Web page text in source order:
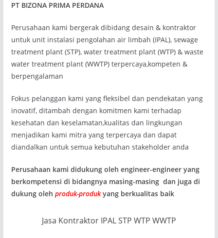
PT BIZONA PRIMA PERDANA
Perusahaan kami bergerak dibidang desain & kontraktor
untuk unit instalasi pengolahan air limbah (IPAL), sewage
treatment plant (STP), water treatment plant (WTP) & waste
water treatment plant (WWTP) terpercaya,kompeten &
berpengalaman
Fokus pelanggan kami yang fleksibel dan pendekatan yang
inovatif, ditambah dengan komitmen kami terhadap
kesehatan dan keselamatan,kualitas dan lingkungan
menjadikan kami mitra yang terpercaya dan dapat
diandalkan untuk semua kebutuhan stakeholder anda
Perusahaan kami didukung oleh engineer-engineer yang
berkompetensi di bidangnya masing-masing dan juga di
dukung oleh produk-produkyang berkualitas baik
Jasa Kontraktor IPAL STP WTP WWTP